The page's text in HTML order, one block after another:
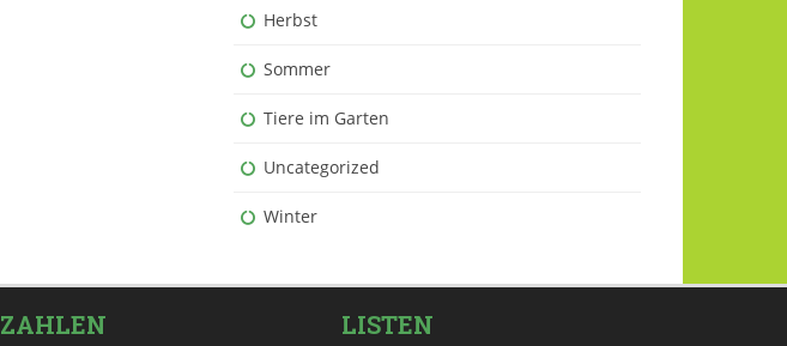
Herbst
Sommer
Tiere im Garten
Uncategorized
Winter
ZAHLEN LISTEN